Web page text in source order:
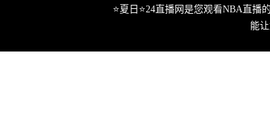
⭐️夏日⭐24直播网是您观看NBA直
能